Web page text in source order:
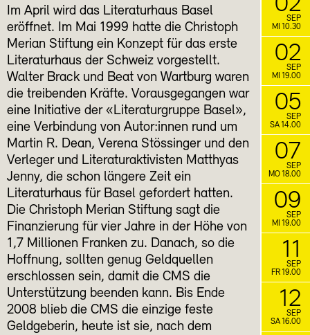
Im April wird das Literaturhaus Basel
eröffnet. Im Mai 1999 hatte die Christoph
Merian Stiftung ein Konzept für das erste
Literaturhaus der Schweiz vorgestellt.
Walter Brack und Beat von Wartburg waren
die treibenden Kräfte. Vorausgegangen war
eine Initiative der «Literaturgruppe Basel»,
eine Verbindung von Autor:innen rund um
Martin R. Dean, Verena Stössinger und den
Verleger und Literaturaktivisten Matthyas
Jenny, die schon längere Zeit ein
Literaturhaus für Basel gefordert hatten.
Die Christoph Merian Stiftung sagt die
Finanzierung für vier Jahre in der Höhe von
1,7 Millionen Franken zu. Danach, so die
Hoffnung, sollten genug Geldquellen
erschlossen sein, damit die CMS die
Unterstützung beenden kann. Bis Ende
2008 blieb die CMS die einzige feste
Geldgeberin, heute ist sie, nach dem
SEP
MI 10.30
02
SEP
MI 19.00
05
SEP
SA 14.00
07
SEP
MO 18.00
09
SEP
MI 19.00
11
SEP
FR 19.00
12
SEP
SA 16.00